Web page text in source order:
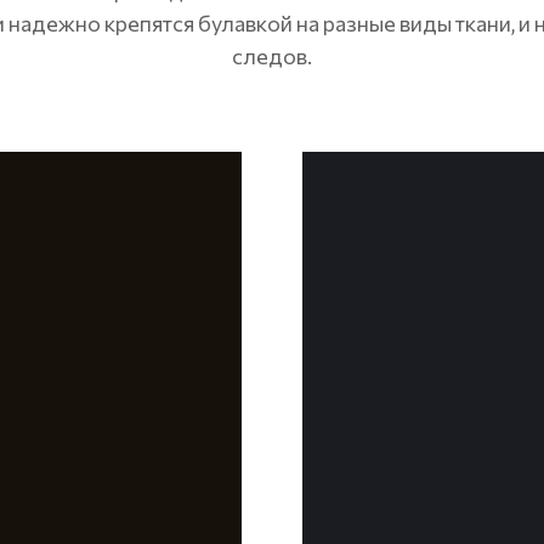
крепятся булавкой на разные виды ткани, и
следов.